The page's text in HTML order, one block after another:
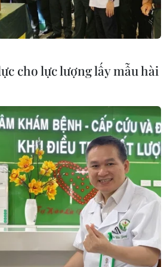
Thủ tướng Malaysia bị yêu cầu
USD
Đông Nam Á có thể tăng
2026
cho lực lượng lấy mẫu hài